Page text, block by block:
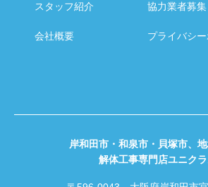
スタッフ紹介
会社概要
協力業者募集
プライバシ
岸和田市・和泉市・貝塚市、
解体工事専門店ユニク